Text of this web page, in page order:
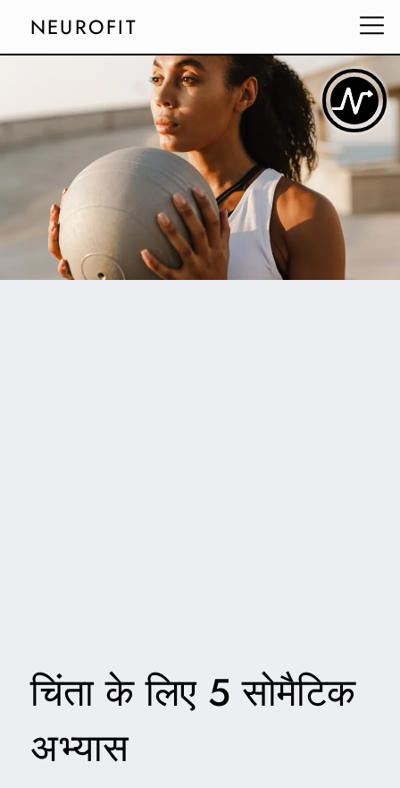
NEUROFIT
चिंता के लिए 5 सोमैटिक
अभ्यास